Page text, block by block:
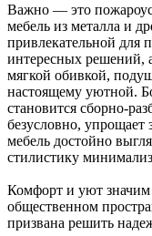
Важно ― это
мебель из металла и
привлекательной для
интересных решений,
мягкой обивкой,
настоящему уютной.
становится сборно-
безусловно, упрощает
мебель достойно
стилистику
Комфорт и уют
общественном
призвана решить